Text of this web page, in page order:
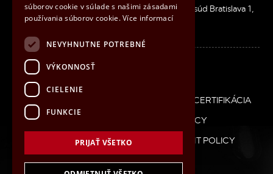
IČO: 36026506 / DIČ: SK2020083186 / Okresný súd Bratislava 1,
oddiel s.r.o., vložka 33548/B
Patička
SK
COOKIES
CERTIFIKÁCIA
ETHICAL CONDUCT POLICY
SUPPLIER RELATIONSHIP MANAGEMENT POLICY
PRÍRUČKY
súborov cookie v súlade s našimi zásadami
používania súborov cookie.Více informací
NEVYHNUTNE POTREBNÉ
VÝKONNOSŤ
CIELENIE
FUNKCIE
PRIJAŤ VŠETKO